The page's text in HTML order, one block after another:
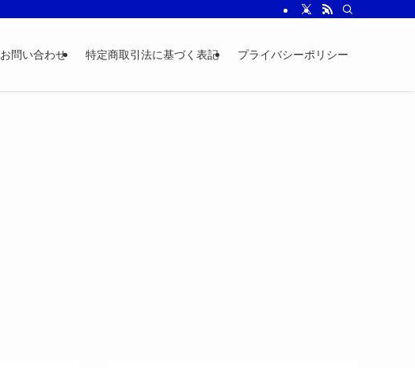
お問い合わせ 特定商取引法に基づく表記 プライバシーポリシー